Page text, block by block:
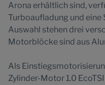
Arona erhältlich sind,
Turboaufladung und
Auswahl stehen drei
Motorblöcke sind aus
Als
Zylinder-Motor 1.0